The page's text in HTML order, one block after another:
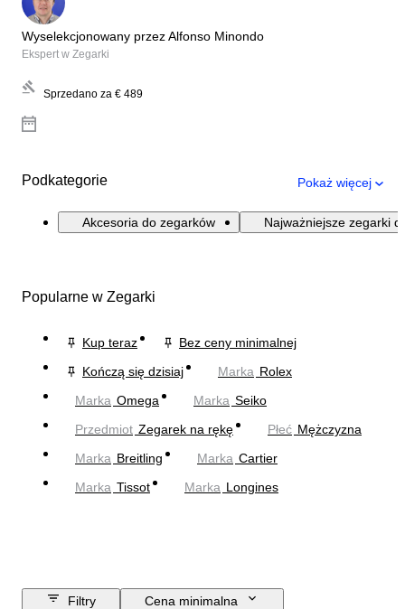
Wyselekcjonowany przez Alfonso Minondo
Ekspert w Zegarki
Sprzedano za € 489
Podkategorie Pokaż więcej
Akcesoria do zegarków Najważniejsze zegarki
Popularne w Zegarki
Kup teraz
Bez ceny minimalnej
Kończą się dzisiaj
Marka Rolex
Marka Omega Marka Seiko
Przedmiot Zegarek na rękę Płeć Mężczyzna
Marka Breitling Marka Cartier
Marka Tissot Marka Longines
Filtry
Cena minimalna